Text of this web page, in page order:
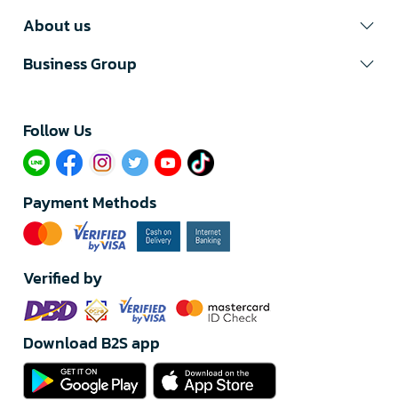
About us
Business Group
Follow Us​
Payment Methods
Verified by
Download B2S app